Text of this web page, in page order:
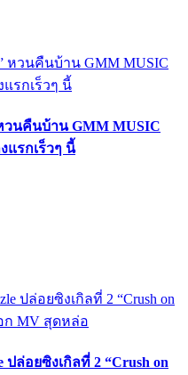
นคืนบ้าน GMM MUSIC
แรกเร็วๆ นี้
ล่อยซิงเกิลที่ 2 “Crush on